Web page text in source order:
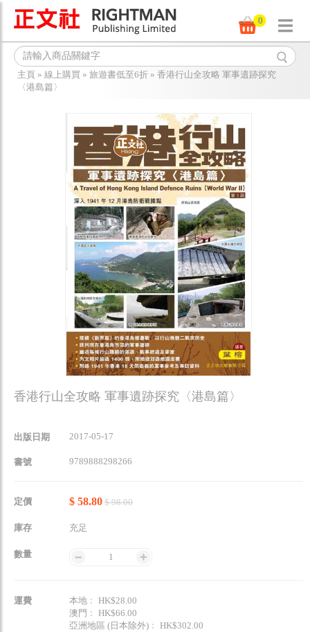
0
主頁 » 線上購買 » 旅遊書低至6折 » 香港行山全攻略 軍事遺跡探究
〈港島篇〉
香港行山全攻略 軍事遺跡探究〈港島篇〉
出版日期 2017-05-17
書號 9789888298266
定價 $ 58.80 $ 98.00
庫存 充足
數量 1
運費
本地﹕ HK$28.00
澳門﹕ HK$66.00
亞洲地區 (日本除外)﹕ HK$302.00